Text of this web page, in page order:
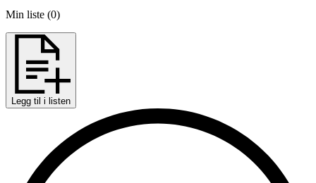
Min liste (0)
Legg til i listen